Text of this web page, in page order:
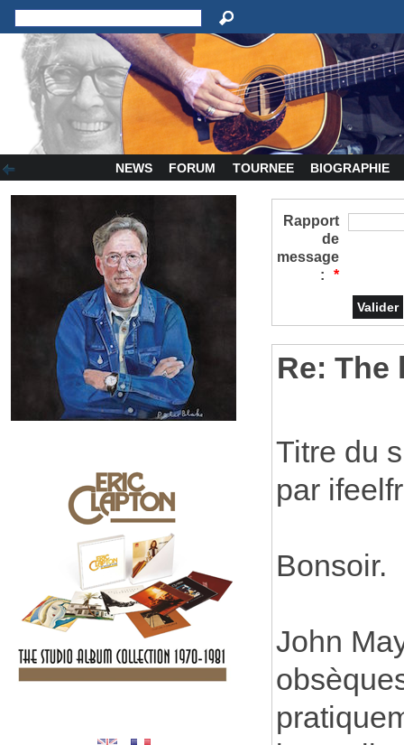
NEWS FORUM TOURNEE BIOGRAPHIE
Rapport
de
message
:
*
Re: The
Titre du
par
Bonsoir.
John